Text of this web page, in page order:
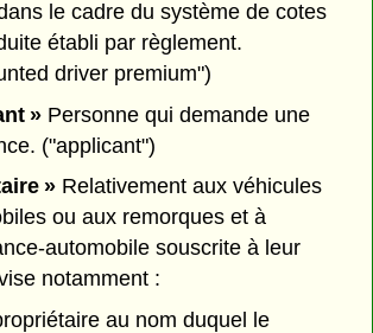
le cadre du système de cotes
établi par règlement.
driver premium")
»Personne qui demande une
("applicant")
»Relativement aux véhicules
ou aux remorques et à
automobile souscrite à leur
notamment :
au nom duquel le